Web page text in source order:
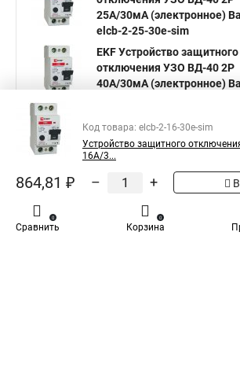
отключения УЗО ВД-40 2P
25А/30мА (электронное)
EKF Устройство защитного
отключения УЗО ВД-40 2P
40А/30мА (электронное)
EKF Устройство защитного
отключения УЗО ВД-40 2P
63А/30мА (электронное)
elcb-2-63-30e-sim
Код товара: elcb-2-16-30e-sim
Устройство защитного
16А/3...
864,81 ₽ – +
Сравнить
0
Корзина
0